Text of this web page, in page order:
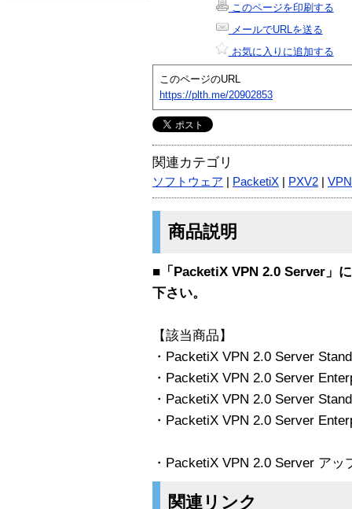
このページを印刷する
メールでURLを送る
お気に入りに追加する
このページのURL
https://plth.me/20902853
関連カテゴリ
ソフトウェア PacketiX PXV2 VPN
商品説明
■「PacketiX VPN 2.0 Server」
下さい。
【該当商品】
・PacketiX VPN 2.0 Server
・PacketiX VPN 2.0 Server
・PacketiX VPN 2.0 Server
・PacketiX VPN 2.0 Server
・PacketiX VPN 2.0 Server アッ
関連リンク